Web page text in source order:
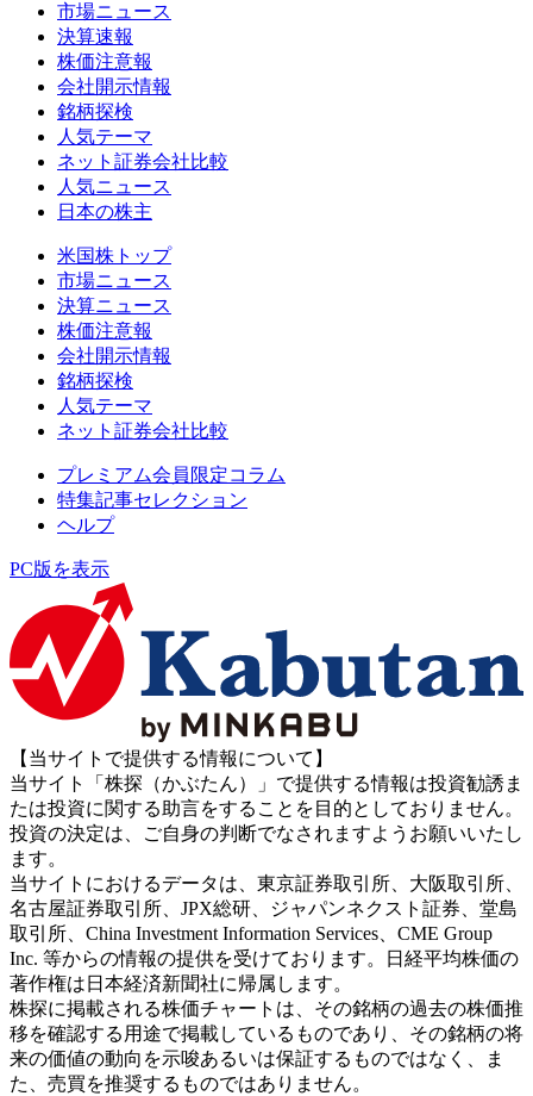
市場ニュース
決算速報
株価注意報
会社開示情報
銘柄探検
人気テーマ
ネット証券会社比較
人気ニュース
日本の株主
米国株トップ
市場ニュース
決算ニュース
株価注意報
会社開示情報
銘柄探検
人気テーマ
ネット証券会社比較
プレミアム会員限定コラム
特集記事セレクション
ヘルプ
PC版を表示
【当サイトで提供する情報について】
当サイト「株探（かぶたん）」で提供する情報は投資勧誘ま
たは投資に関する助言をすることを目的としておりません。
投資の決定は、ご自身の判断でなされますようお願いいたし
ます。
当サイトにおけるデータは、東京証券取引所、大阪取引所、
名古屋証券取引所、JPX総研、ジャパンネクスト証券、堂島
取引所、China Investment Information Services、CME Group
Inc. 等からの情報の提供を受けております。日経平均株価の
著作権は日本経済新聞社に帰属します。
株探に掲載される株価チャートは、その銘柄の過去の株価推
移を確認する用途で掲載しているものであり、その銘柄の将
来の価値の動向を示唆あるいは保証するものではなく、ま
た、売買を推奨するものではありません。